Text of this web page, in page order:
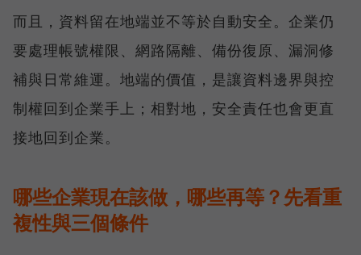
而且，資料留在地端並不等於自動安全。企業仍
要處理帳號權限、網路隔離、備份復原、漏洞修
補與日常維運。地端的價值，是讓資料邊界與控
制權回到企業手上；相對地，安全責任也會更直
接地回到企業。
哪些企業現在該做，哪些再等？先看重
複性與三個條件